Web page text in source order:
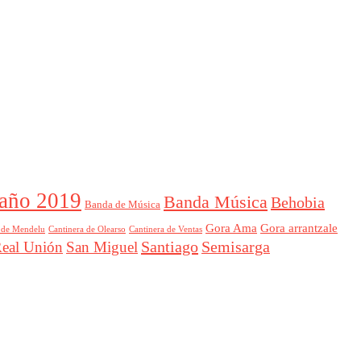
año 2019 Banda de Música Banda MúsicaBehobia
Mendelu Cantinera de Olearso Cantinera de Ventas Gora Ama Gora arrantzale
Unión San Miguel Santiago Semisarga